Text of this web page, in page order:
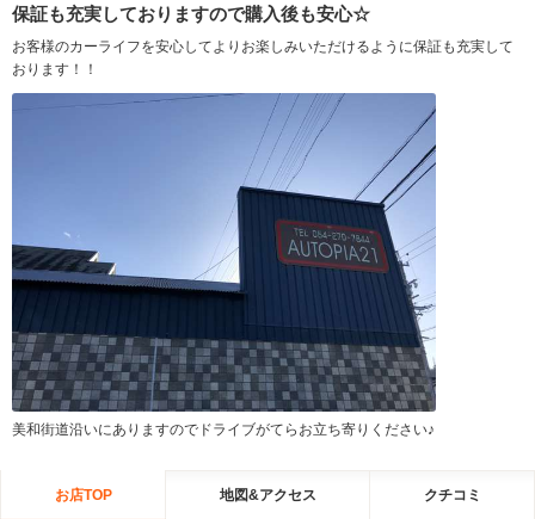
保証も充実しておりますので購入後も安心☆
お客様のカーライフを安心してよりお楽しみいただけるように保証も充実して
おります！！
美和街道沿いにありますのでドライブがてらお立ち寄りください♪
お店TOP 地図&アクセス クチコミ